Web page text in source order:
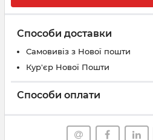
Способи доставки
Самовивіз з Нової пошти
Кур'єр Нової Пошти
Способи оплати